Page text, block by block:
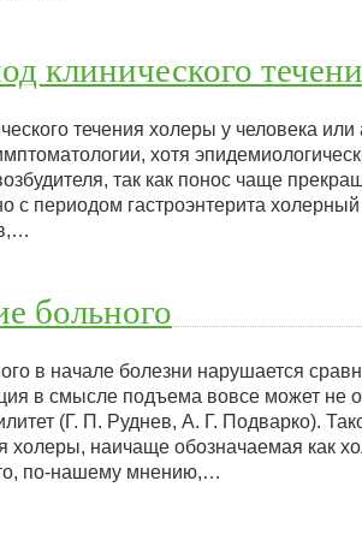
клинического
течения холеры у человека
хотя
так как понос чаще
с периодом гастроэнтерита
больного
в начале болезни нарушается
в смысле подъема вовсе может не
(Г. П. Руднев, А. Г. Подварко).
холеры, наичаще обозначаемая как
по-нашему мнению,…